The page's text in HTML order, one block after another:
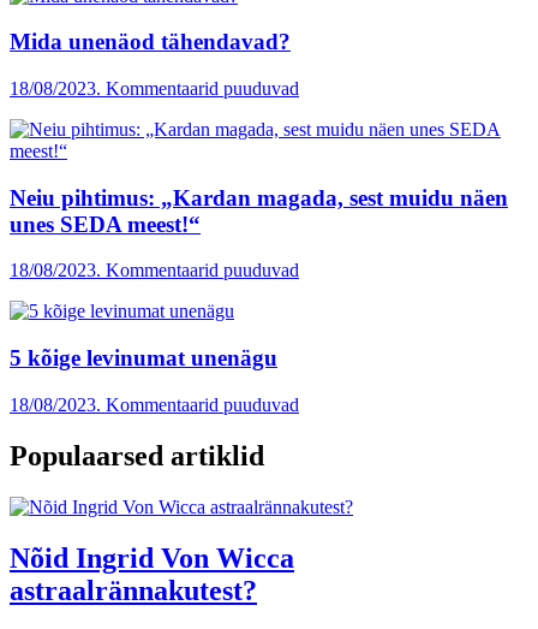
Mida unenäod tähendavad?
18/08/2023. Kommentaarid puuduvad
Neiu pihtimus: „Kardan magada, sest muidu näen
unes SEDA meest!“
18/08/2023. Kommentaarid puuduvad
5 kõige levinumat unenägu
18/08/2023. Kommentaarid puuduvad
Populaarsed artiklid
Nõid Ingrid Von Wicca
astraalrännakutest?